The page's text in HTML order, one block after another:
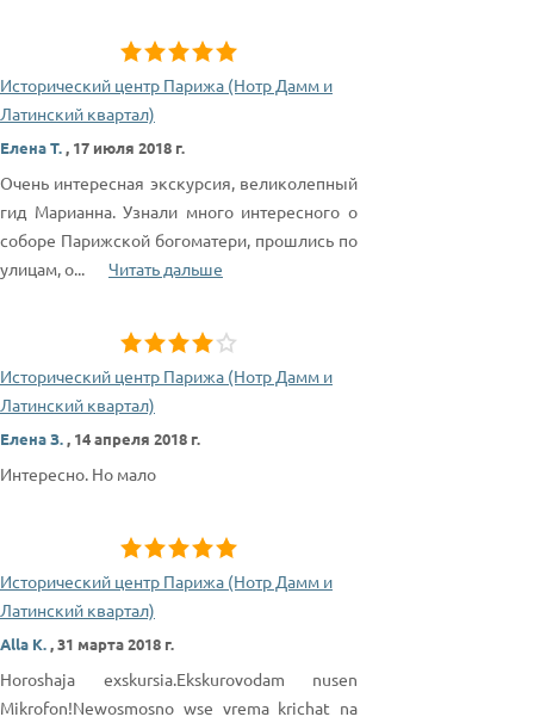
Исторический центр Парижа (Нотр Дамм и
Латинский квартал)
Елена Т., 17 июля 2018 г.
Очень интересная экскурсия, великолепный
гид Марианна. Узнали много интересного о
соборе Парижской богоматери, прошлись по
улицам, о... Читать дальше
Исторический центр Парижа (Нотр Дамм и
Латинский квартал)
Елена З., 14 апреля 2018 г.
Интересно. Но мало
Исторический центр Парижа (Нотр Дамм и
Латинский квартал)
Alla K.,31 марта 2018 г.
Horoshaja exskursia.Ekskurovodam nusen
Mikrofon!Newosmosno wse vrema krichat na